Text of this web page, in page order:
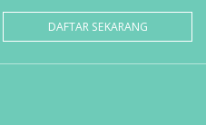
DAFTAR SEKARANG